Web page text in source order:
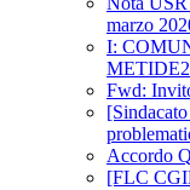
marzo
I:
METIDE2
Fwd:
Accordo
[FLC